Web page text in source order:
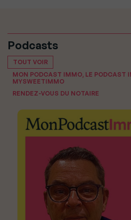
Podcasts
TOUT VOIR
MON PODCAST IMMO, LE PODCAST
MYSWEETIMMO
RENDEZ-VOUS DU NOTAIRE